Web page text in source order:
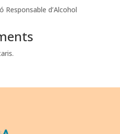
Responsable d’Alcohol